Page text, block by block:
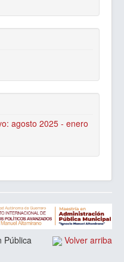
agosto 2025 - enero
Volver arriba
Pública